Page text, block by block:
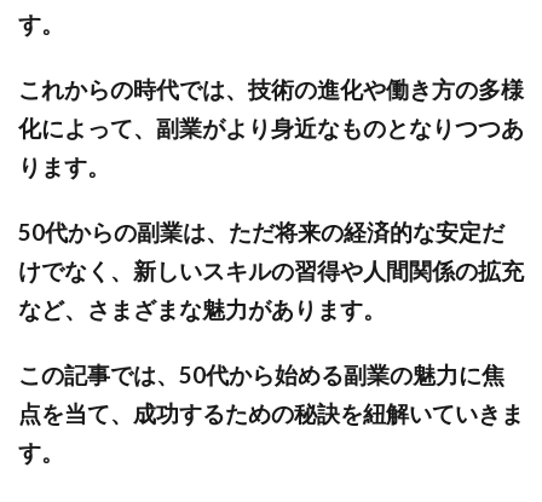
す。
これからの時代では、技術の進化や働き方の多様
化によって、副業がより身近なものとなりつつあ
ります。
50代からの副業は、ただ将来の経済的な安定だ
けでなく、新しいスキルの習得や人間関係の拡充
など、さまざまな魅力があります。
この記事では、50代から始める副業の魅力に焦
点を当て、成功するための秘訣を紐解いていきま
す。